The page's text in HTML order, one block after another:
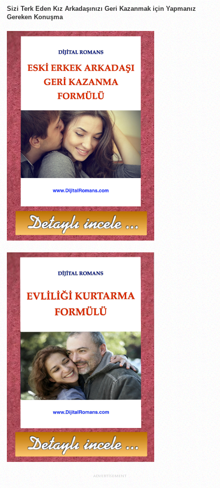
Sizi Terk Eden Kız Arkadaşınızı Geri Kazanmak için Yapmanız
Gereken Konuşma
ADVERTISEMENT